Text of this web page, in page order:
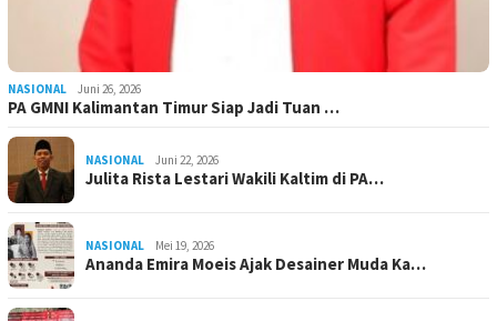
NASIONAL Juni 26, 2026
PA GMNI Kalimantan Timur Siap Jadi Tuan …
NASIONAL Juni 22, 2026
Julita Rista Lestari Wakili Kaltim di PA…
NASIONAL Mei 19, 2026
Ananda Emira Moeis Ajak Desainer Muda Ka…